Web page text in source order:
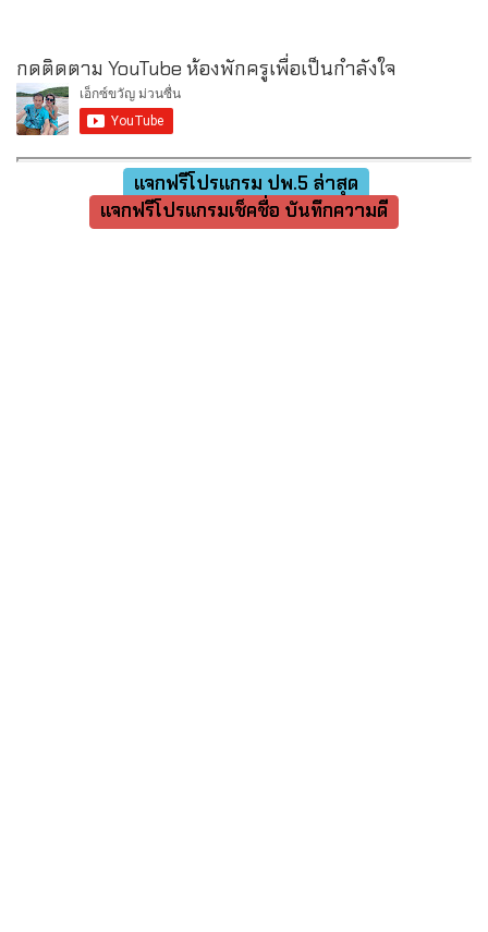
กดติดตาม YouTube ห้องพักครูเพื่อเป็นกำลังใจ
แจกฟรีโปรแกรม ปพ.5 ล่าสุด
แจกฟรีโปรแกรมเช็คชื่อ บันทึกความดี